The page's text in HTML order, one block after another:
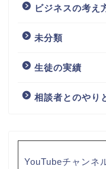
ビジネスの考え
未分類
生徒の実績
相談者とのやり
YouTubeチャンネ